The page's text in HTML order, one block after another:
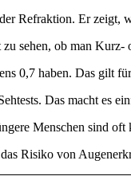
Refraktion. Er
sehen, ob man
0,7 haben. Das gilt
Das macht es
Menschen sind
Risiko von